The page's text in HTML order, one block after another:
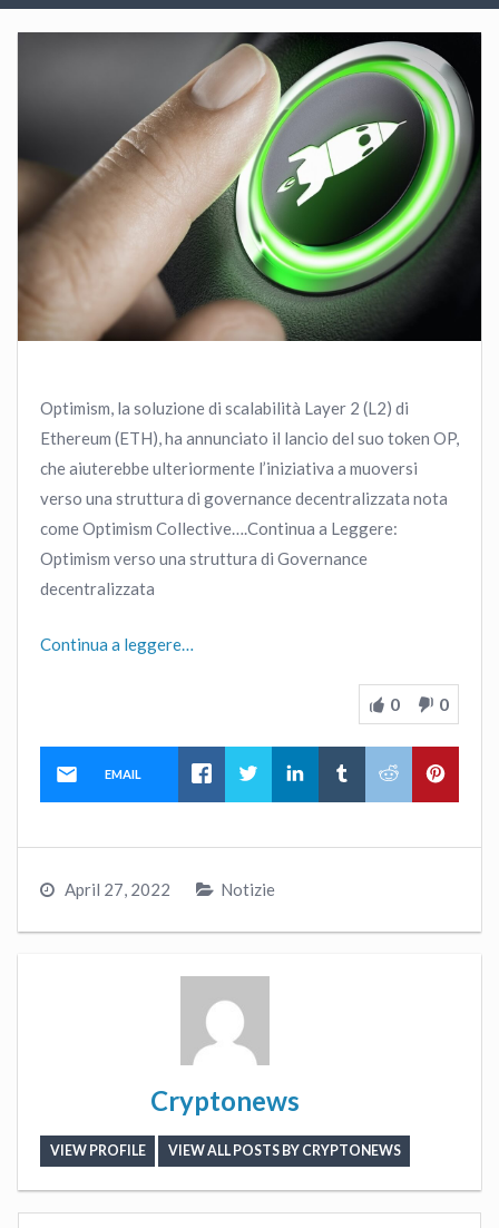
Optimism, la soluzione di scalabilità Layer 2 (L2) di
Ethereum (ETH), ha annunciato il lancio del suo token OP,
che aiuterebbe ulteriormente l’iniziativa a muoversi
verso una struttura di governance decentralizzata nota
come Optimism Collective….Continua a Leggere:
Optimism verso una struttura di Governance
decentralizzata
Continua a leggere…
0 0
EMAIL
April 27, 2022 Notizie
Cryptonews
VIEW PROFILE VIEW ALL POSTS BY CRYPTONEWS